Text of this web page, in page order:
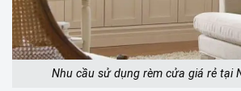
Nhu cầu sử dụng rèm cửa giá rẻ tại